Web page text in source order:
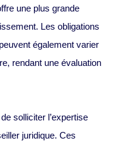
une plus grande
Les obligations
également varier
rendant une évaluation
solliciter l’expertise
juridique. Ces